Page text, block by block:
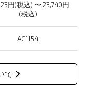
円(税込) 〜 23,740円
(税込)
AC1154
て